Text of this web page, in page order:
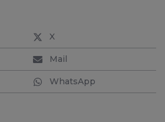
X
Mail
WhatsApp